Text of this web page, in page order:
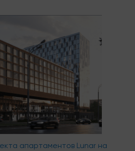
апартаментов Lunar на